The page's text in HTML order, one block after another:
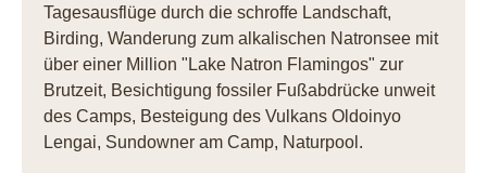
Tagesausflüge durch die schroffe Landschaft,
Birding, Wanderung zum alkalischen Natronsee mit
über einer Million "Lake Natron Flamingos" zur
Brutzeit, Besichtigung fossiler Fußabdrücke unweit
des Camps, Besteigung des Vulkans Oldoinyo
Lengai, Sundowner am Camp, Naturpool.